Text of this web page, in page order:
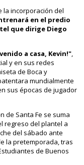
la incorporación del
en el predio
que dirige Diego
a casa, Kevin!"
y en sus redes
de Boca y
mundialmente
sus épocas de jugador
de Santa Fe se suma
regreso del plantel a
del sábado ante
la pretemporada, tras
de Buenos